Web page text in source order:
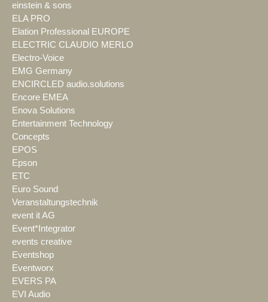
einstein & sons
ELA PRO
Elation Professional EUROPE
ELECTRIC CLAUDIO MERLO
Electro-Voice
EMG Germany
ENCIRCLED audio.solutions
Encore EMEA
Enova Solutions
Entertainment Technology
Concepts
EPOS
Epson
ETC
Euro Sound
Veranstaltungstechnik
event it AG
Event*Integrator
events creative
Eventshop
Eventworx
EVERS PA
EVI Audio